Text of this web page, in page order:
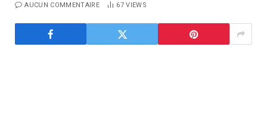
AUCUN COMMENTAIRE 67VIEWS